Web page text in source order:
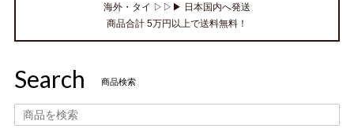
海外・タイ ▷▷▶ 日本国内へ発送
商品合計 5万円以上で送料無料！
Search 商品検索